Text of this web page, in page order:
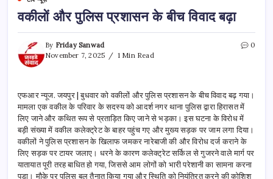
वकीलों और पुलिस प्रशासन के बीच विवाद बढ़ा
By Friday Sanwad
November 7, 2025
1 Min Read
0
एफआर न्यूज. जयपुर | बुधवार को वकीलों और पुलिस प्रशासन के बीच विवाद बढ़ गया।
मामला एक वकील के परिवार के सदस्य को आदर्श नगर थाना पुलिस द्वारा हिरासत में
लिए जाने और कथित रूप से प्रताड़ित किए जाने से भड़का। इस घटना के विरोध में
बड़ी संख्या में वकील कलेक्ट्रेट के बाहर पहुंच गए और मुख्य सड़क पर जाम लगा दिया।
वकीलों ने पुलिस प्रशासन के खिलाफ जमकर नारेबाजी की और विरोध दर्ज कराने के
लिए सड़क पर टायर जलाए। धरने के कारण कलेक्ट्रेट सर्किल से गुजरने वाले मार्ग पर
यातायात पूरी तरह बाधित हो गया, जिससे आम लोगों को भारी परेशानी का सामना करना
पड़ा। मौके पर पुलिस बल तैनात किया गया और स्थिति को नियंत्रित करने की कोशिश